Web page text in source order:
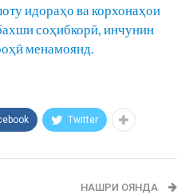
идораҳо ва корхонаҳои
соҳибкорӣ, инчунин
менамоянд.
Twitter
НАШРИ ОЯНДА